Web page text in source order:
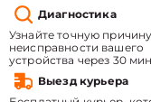
Диагностика
Узнайте точную причину
неисправности вашего
устройства через 30
Выезд курьера